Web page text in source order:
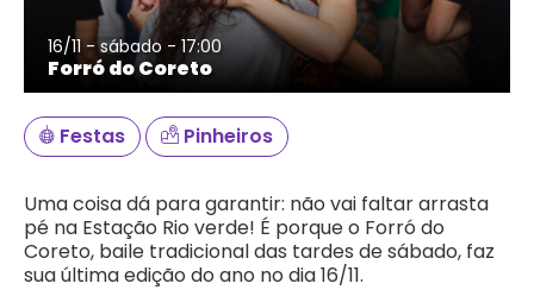
16/11 - sábado - 17:00
Forró do Coreto
Festas Pinheiros
Uma coisa dá para garantir: não vai faltar arrasta
pé na Estação Rio verde! É porque o Forró do
Coreto, baile tradicional das tardes de sábado, faz
sua última edição do ano no dia 16/11.